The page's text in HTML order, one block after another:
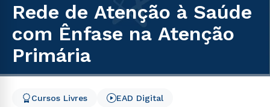
Rede de Atenção à Saúde
com Ênfase na Atenção
Primária
Cursos Livres EAD Digital